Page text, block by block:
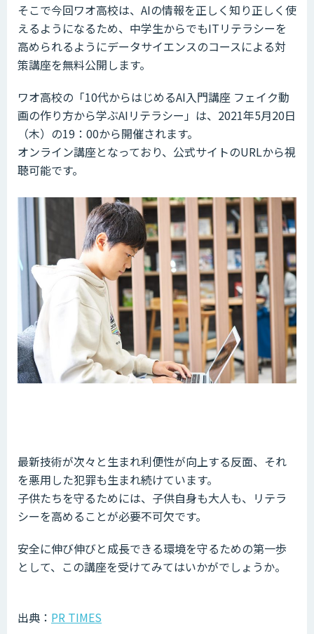
そこで今回ワオ高校は、AIの情報を正しく知り正しく使
えるようになるため、中学生からでもITリテラシーを
高められるようにデータサイエンスのコースによる対
策講座を無料公開します。
ワオ高校の「10代からはじめるAI入門講座 フェイク動
画の作り方から学ぶAIリテラシー」は、2021年5月20日
（木）の19：00から開催されます。
オンライン講座となっており、公式サイトのURLから視
聴可能です。
最新技術が次々と生まれ利便性が向上する反面、それ
を悪用した犯罪も生まれ続けています。
子供たちを守るためには、子供自身も大人も、リテラ
シーを高めることが必要不可欠です。
安全に伸び伸びと成長できる環境を守るための第一歩
として、この講座を受けてみてはいかがでしょうか。
出典： PR TIMES